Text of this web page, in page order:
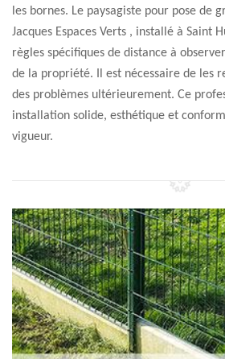
les bornes. Le paysagiste pour pose de
Jacques Espaces Verts , installé à Saint
règles spécifiques de distance à
de la propriété. Il est nécessaire de les
des problèmes ultérieurement. Ce
installation solide, esthétique et
vigueur.